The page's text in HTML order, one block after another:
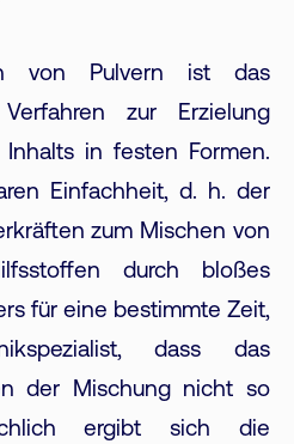
von Pulvern ist das
zur Erzielung
in festen Formen.
Einfachheit, d. h. der
zum Mischen von
durch bloßes
für eine bestimmte Zeit,
dass das
der Mischung nicht so
ergibt sich die